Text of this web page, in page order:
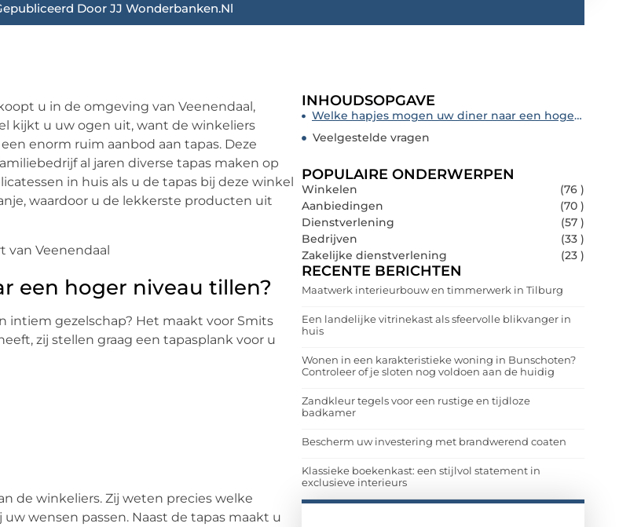
Door JJ Wonderbanken.nl
u in de omgeving van Veenendaal,
kijkt u uw ogen uit, want de winkeliers
enorm ruim aanbod aan tapas. Deze
al jaren diverse tapas maken op
in huis als u de tapas bij deze winkel
waardoor u de lekkerste producten uit
een hoger niveau tillen?
intiem gezelschap? Het maakt voor Smits
zij stellen graag een tapasplank voor u
de winkeliers. Zij weten precies welke
wensen passen. Naast de tapas maakt u
INHOUDSOPGAVE
Welke hapjes mogen uw diner naar een hoger niveau tillen?
Veelgestelde vragen
POPULAIRE ONDERWERPEN
Winkelen
(76 )
Aanbiedingen
(70 )
Dienstverlening
(57 )
Bedrijven
(33 )
Zakelijke dienstverlening
(23 )
RECENTE BERICHTEN
Maatwerk interieurbouw en timmerwerk in Tilburg
Een landelijke vitrinekast als sfeervolle blikvanger in
huis
Wonen in een karakteristieke woning in Bunschoten?
Controleer of je sloten nog voldoen aan de huidig
Zandkleur tegels voor een rustige en tijdloze
badkamer
Bescherm uw investering met brandwerend coaten
Klassieke boekenkast: een stijlvol statement in
exclusieve interieurs